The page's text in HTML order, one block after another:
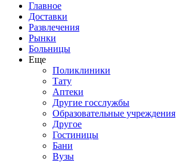
Главное
Доставки
Развлечения
Рынки
Больницы
Еще
Поликлиники
Тату
Аптеки
Другие госслужбы
Образовательные учреждения
Другое
Гостиницы
Бани
Вузы